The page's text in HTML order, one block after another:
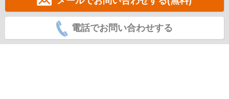
電話でお問い合わせする